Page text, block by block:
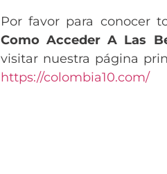
Por favor para conocer
Como Acceder A Las
visitar nuestra página
https://colombia10.com/